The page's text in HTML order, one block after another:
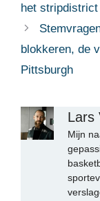
het
blokkeren, de
Pittsburgh
Lars
Mijn